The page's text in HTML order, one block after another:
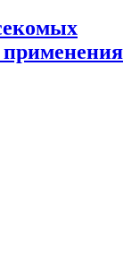
применения